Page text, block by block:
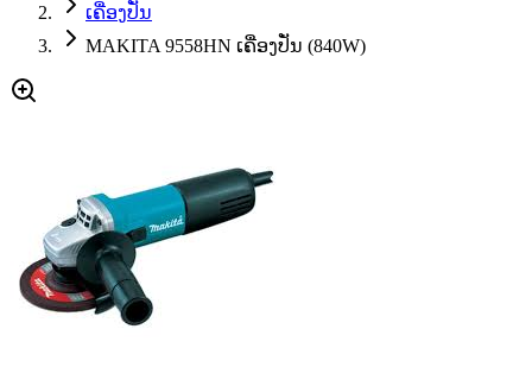
ເຄື່ອງປັ່ນ
MAKITA 9558HN ເຄື່ອງປັ່ນ (840W)